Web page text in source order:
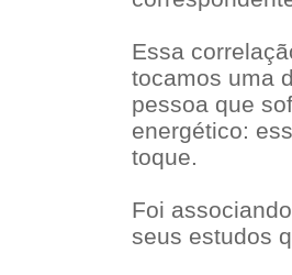
Essa
tocamos uma
pessoa que
energético:
toque.
Foi
seus estudos